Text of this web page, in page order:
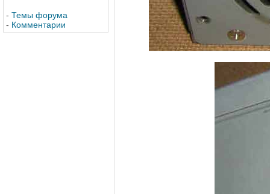
- Темы форума
- Комментарии